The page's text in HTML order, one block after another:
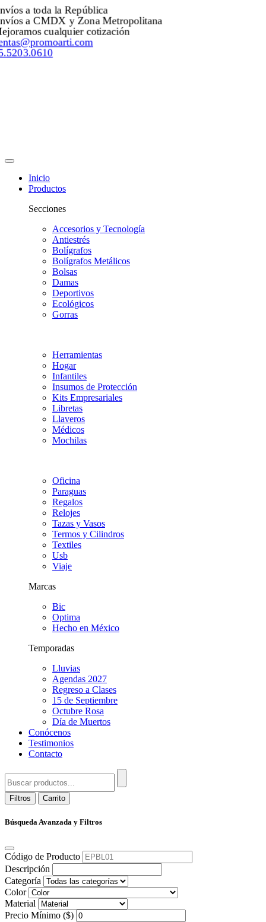
a toda la República
a CMDX y Zona Metropolitana
cualquier cotización
Inicio
Productos
Secciones
Accesorios y Tecnología
Antiestrés
Bolígrafos
Bolígrafos Metálicos
Bolsas
Damas
Deportivos
Ecológicos
Gorras
Herramientas
Hogar
Infantiles
Insumos de Protección
Kits Empresariales
Libretas
Llaveros
Médicos
Mochilas
Oficina
Paraguas
Regalos
Relojes
Tazas y Vasos
Termos y Cilindros
Textiles
Usb
Viaje
Marcas
Bic
Optima
Hecho en México
Temporadas
Lluvias
Agendas 2027
Regreso a Clases
15 de Septiembre
Octubre Rosa
Día de Muertos
Conócenos
Testimonios
Contacto
Filtros Carrito
Búsqueda Avanzada y Filtros
Código de Producto
Descripción
Categoría
Color
Material
Precio Mínimo ($)